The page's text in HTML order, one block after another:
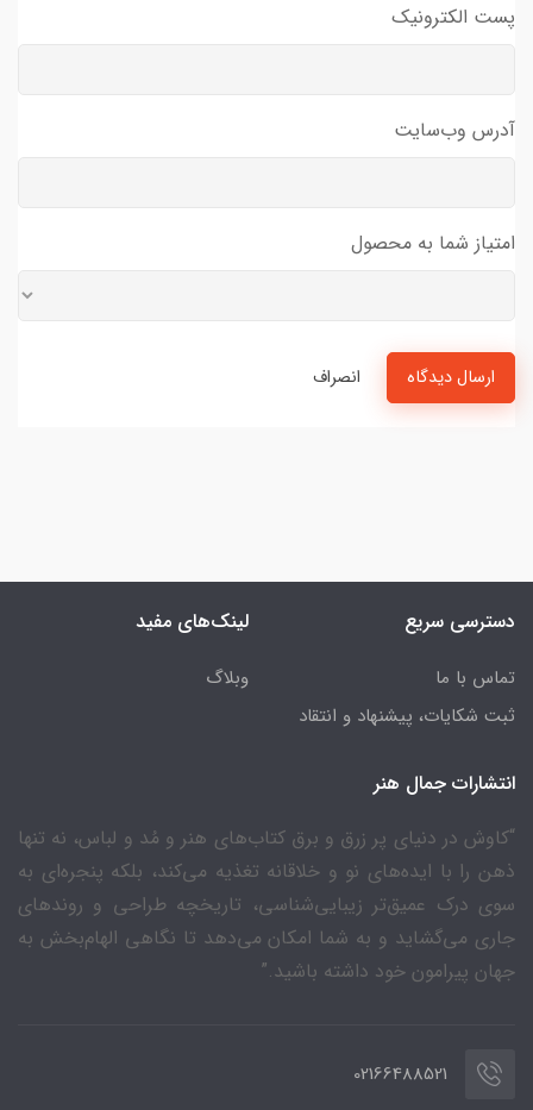
پست الکترونیک
آدرس وب‌سایت
امتیاز شما به محصول
ارسال دیدگاه انصراف
دسترسی سریع
تماس با ما
ثبت شکایات، پیشنهاد و انتقاد
لینک‌های مفید
وبلاگ
انتشارات جمال هنر
“کاوش در دنیای پر زرق و برق کتاب‌های هنر و مُد و لباس، نه تنها
ذهن را با ایده‌های نو و خلاقانه تغذیه می‌کند، بلکه پنجره‌ای به
سوی درک عمیق‌تر زیبایی‌شناسی، تاریخچه طراحی و روندهای
جاری می‌گشاید و به شما امکان می‌دهد تا نگاهی الهام‌بخش به
جهان پیرامون خود داشته باشید.”
02166488521